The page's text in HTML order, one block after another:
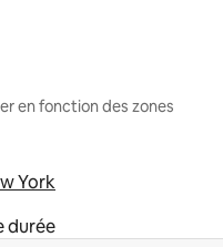
en fonction des zones
York
durée